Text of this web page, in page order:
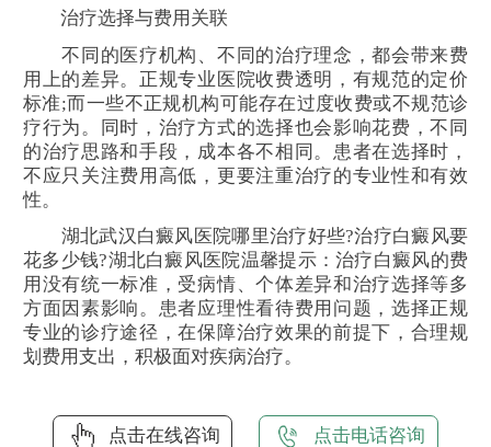
治疗选择与费用关联
不同的医疗机构、不同的治疗理念，都会带来费
用上的差异。正规专业医院收费透明，有规范的定价
标准;而一些不正规机构可能存在过度收费或不规范诊
疗行为。同时，治疗方式的选择也会影响花费，不同
的治疗思路和手段，成本各不相同。患者在选择时，
不应只关注费用高低，更要注重治疗的专业性和有效
性。
湖北武汉白癜风医院哪里治疗好些?治疗白癜风要
花多少钱?湖北白癜风医院温馨提示：治疗白癜风的费
用没有统一标准，受病情、个体差异和治疗选择等多
方面因素影响。患者应理性看待费用问题，选择正规
专业的诊疗途径，在保障治疗效果的前提下，合理规
划费用支出，积极面对疾病治疗。
点击在线咨询 点击电话咨询